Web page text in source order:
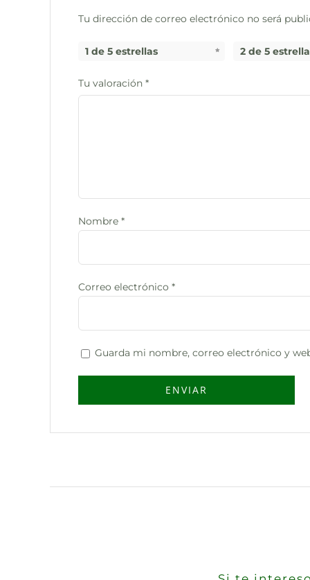
Tu dirección de correo electrónico no será
1 de 5 estrellas 2 de 5
Tu valoración *
Nombre *
Correo electrónico *
Guarda mi nombre, correo electrónico y